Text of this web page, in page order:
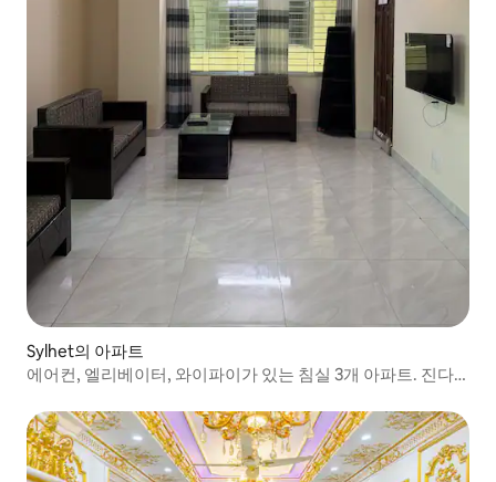
Sylhet의 아파트
에어컨, 엘리베이터, 와이파이가 있는 침실 3개 아파트. 진다